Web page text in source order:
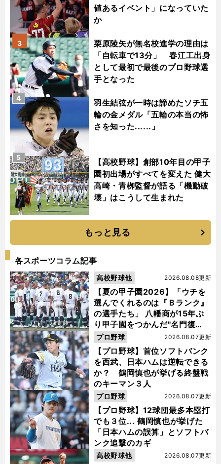
値あるイベント」になっていた
か
栗原陵矢が無名校進学の理由は
「自転車で13分」 春江工出身
として最初で最後のプロ野球選
手となった
3
羽生結弦が一時は諦めたソチ五
輪の金メダル「五輪の本当の怖
さを知った......」
4
【高校野球】創部10年目の甲子
園初出場がすべてを変えた 健大
高崎・青栁監督が語る「機動破
壊」はこうして生まれた
5
もっと見る
各スポーツコラム記事
【夏の甲子園2026】「ウチを
選んでくれるのは『Ｂランク』
の選手たち」 八幡商が15年ぶ
り甲子園をつかんだ"名門復
活"の舞台裏
2026.08.08更新
高校野球他
【プロ野球】首位ソフトバンク
を西武、日本ハムは逆転できる
か？ 鶴岡慎也が挙げる終盤戦
のキーマン３人
2026.08.07更新
プロ野球
【プロ野球】12球団最多本塁打
でも３位... 鶴岡慎也が挙げた
「日本ハムの誤算」とソフトバ
ンク追撃のカギ
2026.08.07更新
プロ野球
2026.08.07更新
高校野球他